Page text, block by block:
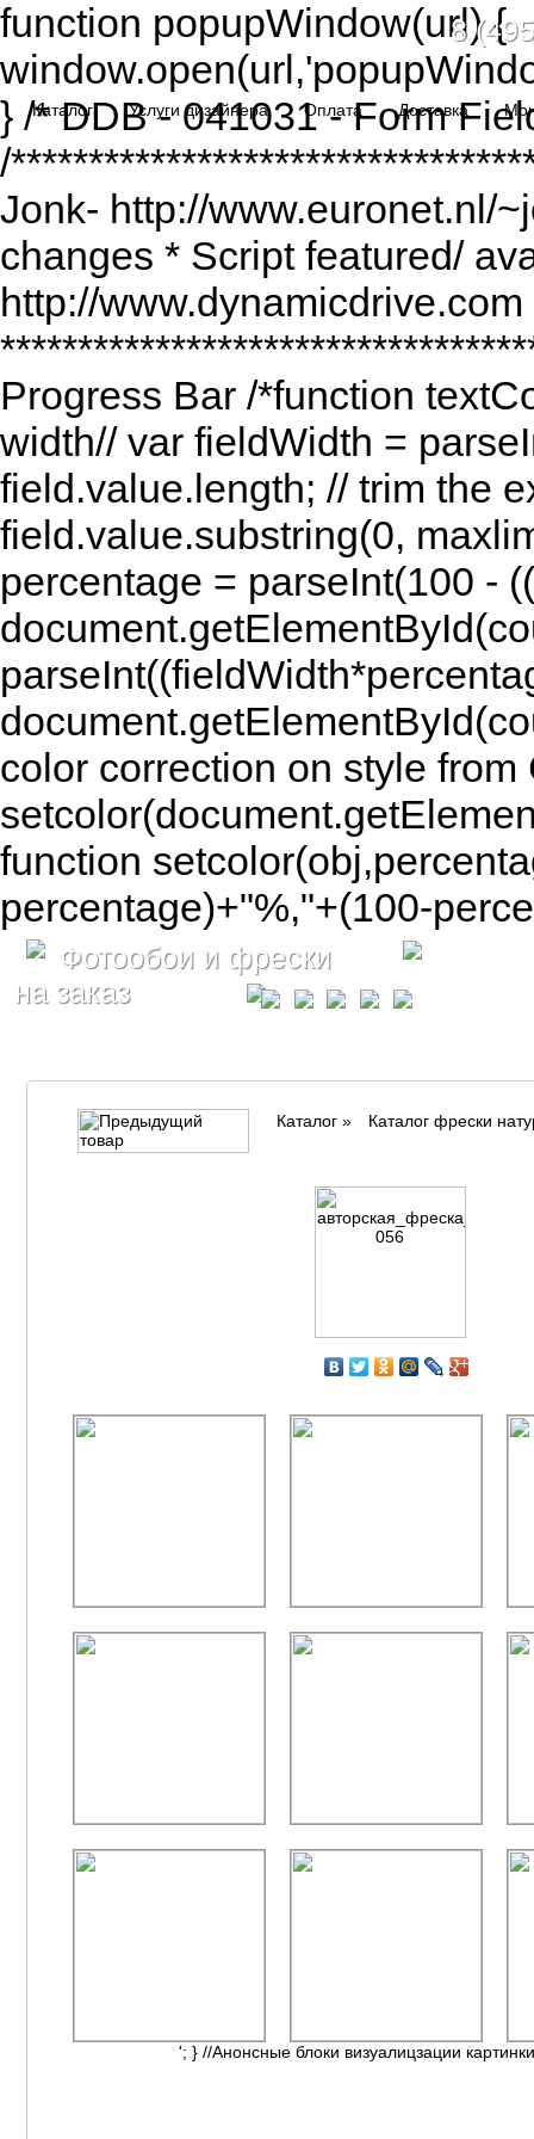
function popupWindow(url) {
} /* DDB - 041031 - Form
/
Jonk- http://www.euronet.nl/
changes * Script featured/
http://
Progress Bar /*function
width// var fieldWidth =
field.value.length; // trim the
field.value.substring(0,
percentage = parseInt(100 -
color correction on style
function
percentage)+"%,"+(100-
Фотообои и фрески
на заказ
8
Каталог Услуги дизайнера Оплата Доставка
Каталог » Каталог фрески
'; } //Анонсные блоки визуалицзации